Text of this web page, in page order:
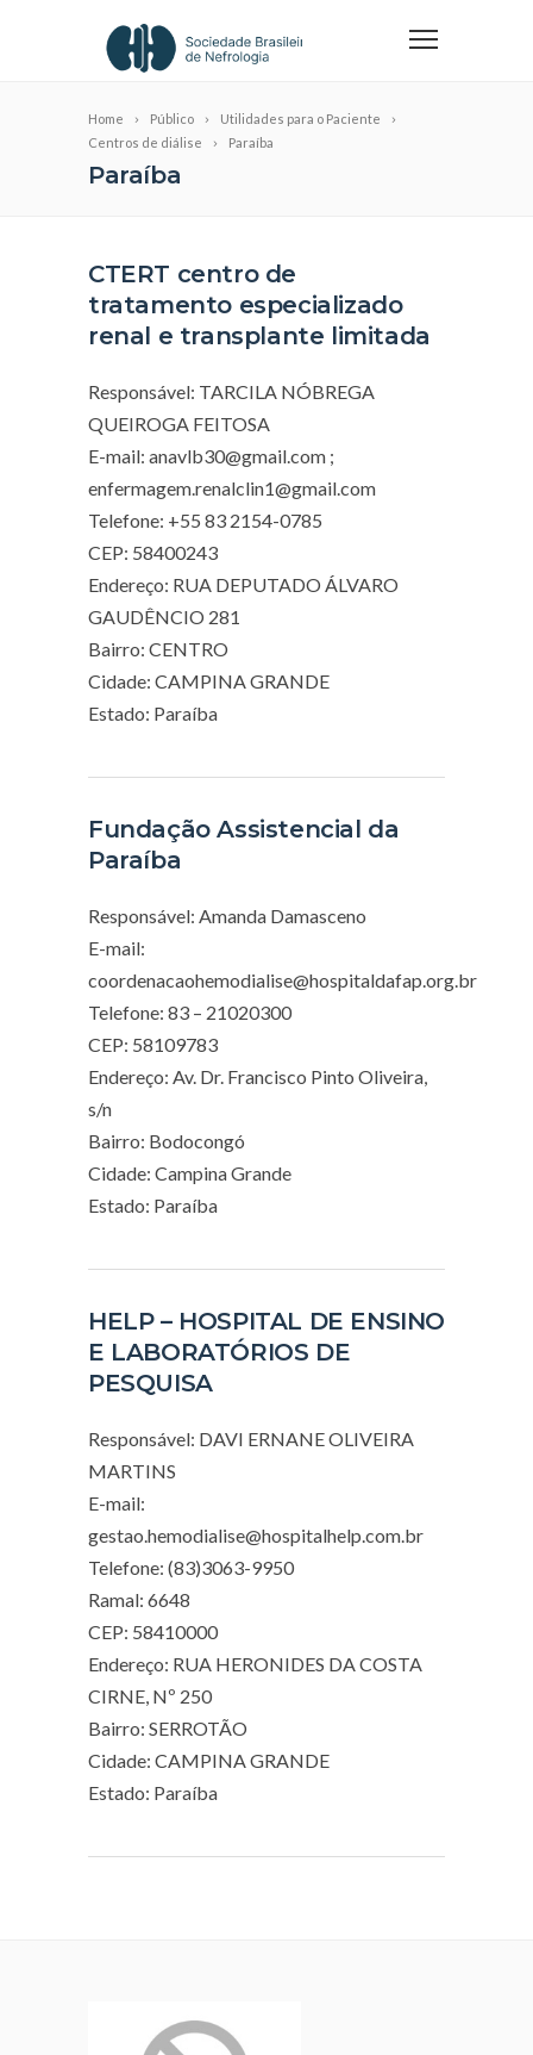
Home Público
Utilidades para o Paciente
Centros de diálise
Paraíba
Paraíba
CTERT centro de
tratamento especializado
renal e transplante limitada
Responsável: TARCILA NÓBREGA
QUEIROGA FEITOSA
E-mail: anavlb30@gmail.com ;
enfermagem.renalclin1@gmail.com
Telefone: +55 83 2154-0785
CEP: 58400243
Endereço: RUA DEPUTADO ÁLVARO
GAUDÊNCIO 281
Bairro: CENTRO
Cidade: CAMPINA GRANDE
Estado: Paraíba
Fundação Assistencial da
Paraíba
Responsável: Amanda Damasceno
E-mail:
coordenacaohemodialise@hospitaldafap.org.br
Telefone: 83 – 21020300
CEP: 58109783
Endereço: Av. Dr. Francisco Pinto Oliveira,
s/n
Bairro: Bodocongó
Cidade: Campina Grande
Estado: Paraíba
HELP – HOSPITAL DE ENSINO
E LABORATÓRIOS DE
PESQUISA
Responsável: DAVI ERNANE OLIVEIRA
MARTINS
E-mail:
gestao.hemodialise@hospitalhelp.com.br
Telefone: (83)3063-9950
Ramal: 6648
CEP: 58410000
Endereço: RUA HERONIDES DA COSTA
CIRNE, Nº 250
Bairro: SERROTÃO
Cidade: CAMPINA GRANDE
Estado: Paraíba